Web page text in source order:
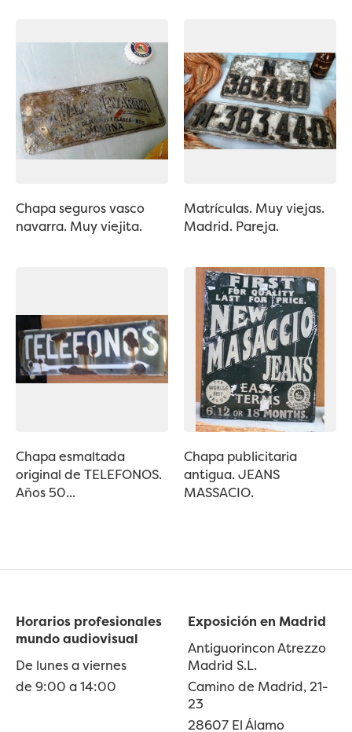
Chapa seguros vasco
navarra. Muy viejita.
Matrículas. Muy viejas.
Madrid. Pareja.
Chapa esmaltada
original de TELEFONOS.
Años 50...
Chapa publicitaria
antigua. JEANS
MASSACIO.
Horarios profesionales
mundo audiovisual
De lunes a viernes
de 9:00 a 14:00
Exposición en Madrid
Antiguorincon Atrezzo
Madrid S.L.
Camino de Madrid, 21-
23
28607 El Álamo